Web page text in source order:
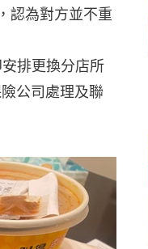
認為對方並不重
排更換分店所
公司處理及聯